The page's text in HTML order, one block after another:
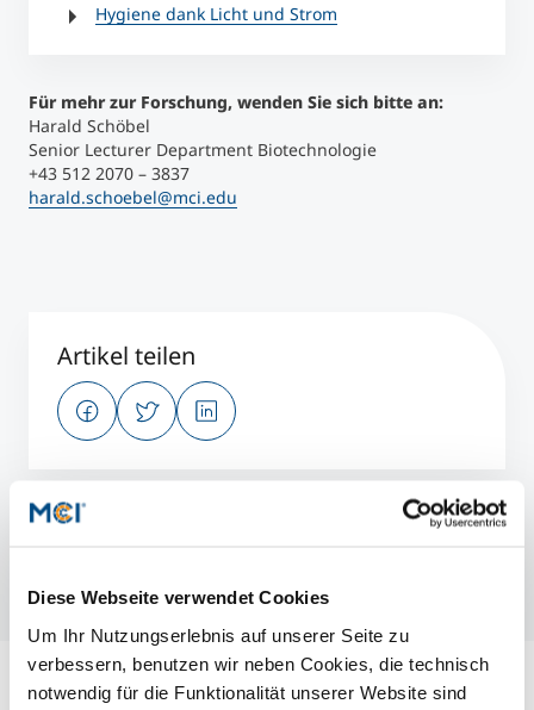
Diese Webseite verwendet Cookies
Um Ihr Nutzungserlebnis auf unserer Seite zu
verbessern, benutzen wir neben Cookies, die technisch
notwendig für die Funktionalität unserer Website sind
Hygiene dank Licht und Strom
Für mehr zur Forschung, wenden Sie sich bitte an:
Harald Schöbel
Senior Lecturer Department Biotechnologie
+43 512 2070 – 3837
harald.schoebel@mci.edu
Artikel teilen